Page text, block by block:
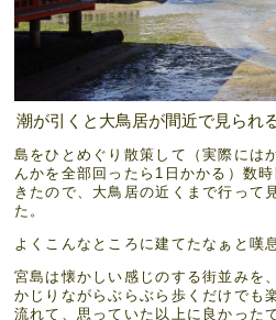
潮が引くと大鳥居が間近で見られ
島をひとめぐり散策して（実際には
んかを全部回ったら1日かかる）数
きたので、大鳥居の近くまで行って
た。
よくこんなところに建てたなぁと嘆
宮島は懐かしい感じのする街並みを
かじりながらぶらぶら歩くだけでも
流れて、思っていた以上に良かった